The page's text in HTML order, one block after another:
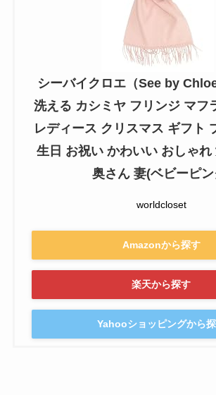
シーバイクロエ（See by
洗える カシミヤ フリンジ マフ
レディース クリスマス ギフト
生日 お祝い かわいい おしゃれ
奥さん 妻(ベビーピン
worldcloset
Amazonから探す
楽天から探す
Yahooショッピングから